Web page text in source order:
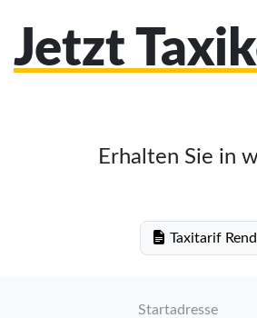
Jetzt
Erhalten Sie in
Taxitarif
Startadresse